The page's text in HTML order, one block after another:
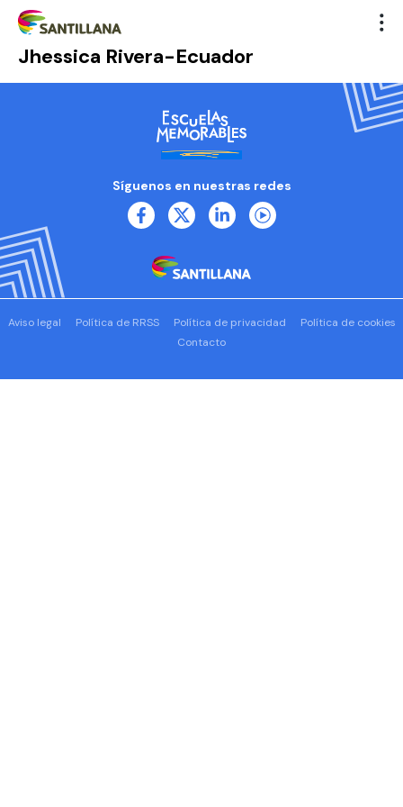
Jhessica Rivera-Ecuador
Síguenos en nuestras redes
Aviso legal Política de RRSS Política de privacidad
Política de cookies
Contacto